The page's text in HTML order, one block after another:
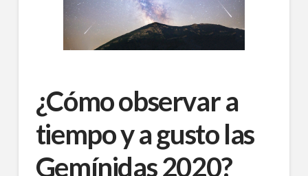
¿Cómo observar a
tiempo y a gusto las
Gemínidas 2020?